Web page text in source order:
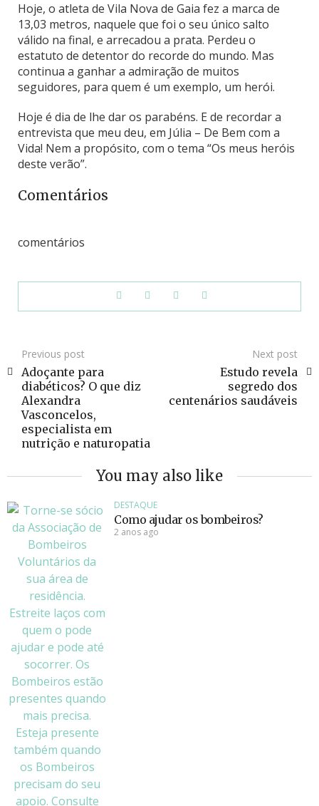
Hoje, o atleta de Vila Nova de Gaia fez a marca de
13,03 metros, naquele que foi o seu único salto
válido na final, e arrecadou a prata. Perdeu o
estatuto de detentor do recorde do mundo. Mas
continua a ganhar a admiração de muitos
seguidores, para quem é um exemplo, um herói.
Hoje é dia de lhe dar os parabéns. E de recordar a
entrevista que meu deu, em Júlia – De Bem com a
Vida! Nem a propósito, com o tema “Os meus heróis
deste verão”.
Comentários
comentários
Previous post
Adoçante para
diabéticos? O que diz
Alexandra
Vasconcelos,
especialista em
nutrição e naturopatia
Next post
Estudo revela
segredo dos
centenários saudáveis
You may also like
DESTAQUE
Como ajudar os bombeiros?
2 anos ago